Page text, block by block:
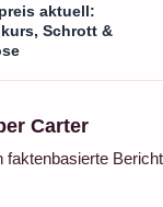
aktuell:
Schrott &
Carter
faktenbasierte